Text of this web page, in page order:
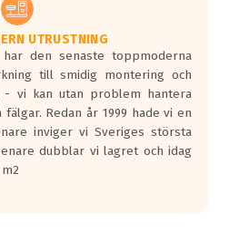
UTRUSTNING
den senaste toppmoderna
till smidig montering och
- vi kan utan problem hantera
Redan år 1999 hade vi en
inviger vi Sveriges största
dubblar vi lagret och idag